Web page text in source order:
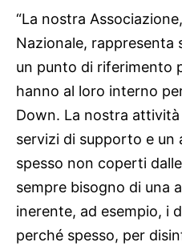
“La nostra
Nazionale, rappresenta
un punto di riferimento
hanno al loro interno
Down. La nostra
servizi di supporto e un
spesso non coperti
sempre bisogno di una
inerente, ad esempio, i
perché spesso, per